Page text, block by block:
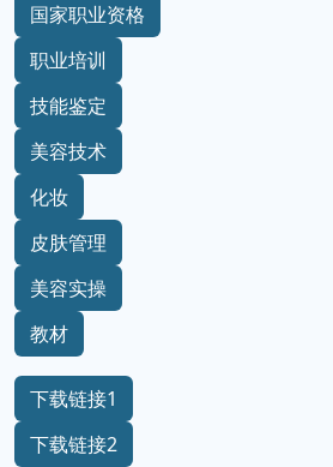
国家职业资格
职业培训
技能鉴定
美容技术
化妆
皮肤管理
美容实操
教材
下载链接1
下载链接2